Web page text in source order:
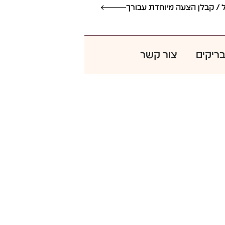
אדריכל / קבלן הצעה מיוחדת עבורך
/ קבלן הצעה מיוחדת עבורך
צור קשר